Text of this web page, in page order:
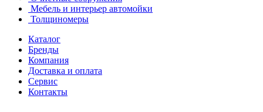
Мебель и интерьер автомойки
Толщиномеры
Каталог
Бренды
Компания
Доставка и оплата
Сервис
Контакты